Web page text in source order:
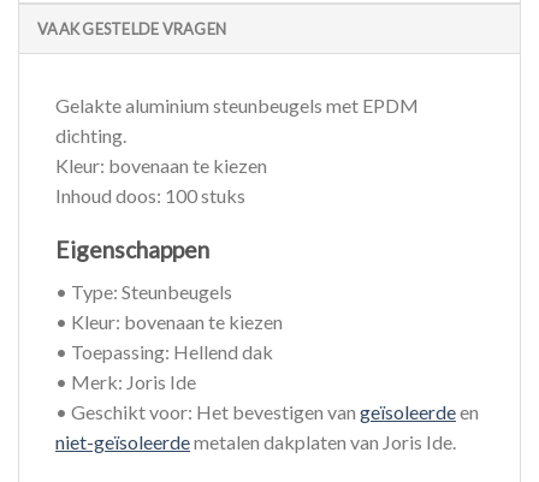
VAAK GESTELDE VRAGEN
Gelakte aluminium steunbeugels met EPDM
dichting.
Kleur: bovenaan te kiezen
Inhoud doos: 100 stuks
Eigenschappen
• Type: Steunbeugels
• Kleur: bovenaan te kiezen
• Toepassing: Hellend dak
• Merk: Joris Ide
• Geschikt voor: Het bevestigen van geïsoleerdeen
niet-geïsoleerdemetalen dakplaten van Joris Ide.